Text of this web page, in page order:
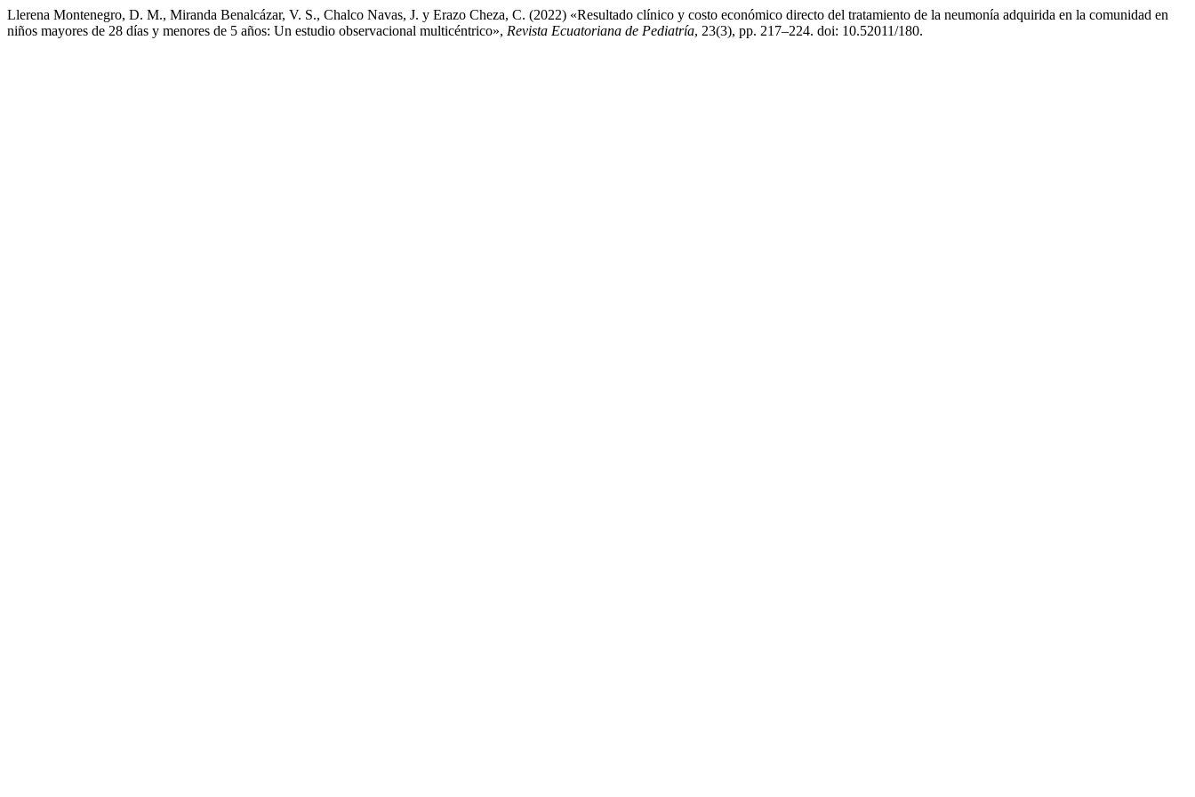
Llerena Montenegro, D. M., Miranda Benalcázar, V. S., Chalco Navas, J. y Erazo Cheza, C. (2022) «Resultado clínico y costo económico directo del tratamiento de la neumonía adquirida en la comunidad en
niños mayores de 28 días y menores de 5 años: Un estudio observacional multicéntrico», Revista Ecuatoriana de Pediatría, 23(3), pp. 217–224. doi: 10.52011/180.